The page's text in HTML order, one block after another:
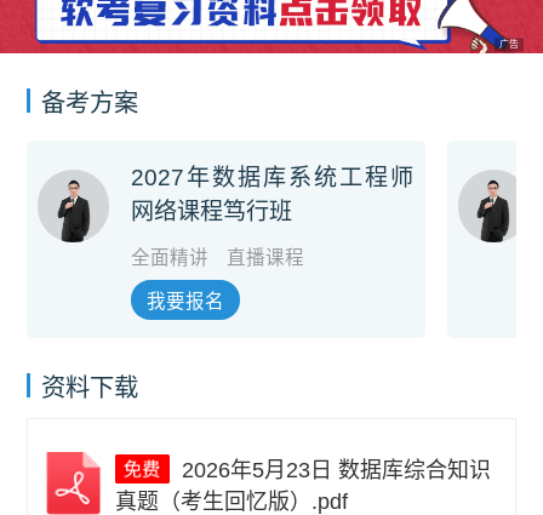
广告
备考方案
2027年数据库系统工程师
网络课程笃行班
全面精讲 直播课程
我要报名
资料下载
真题（考生回忆版）.pdf